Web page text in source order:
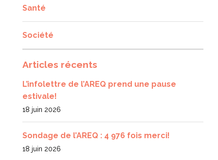
Santé
Société
Articles récents
L’infolettre de l’AREQ prend une pause
estivale!
18 juin 2026
Sondage de l’AREQ : 4 976 fois merci!
18 juin 2026